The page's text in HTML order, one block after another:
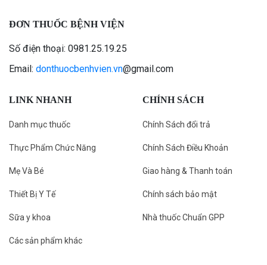
ĐƠN THUỐC BỆNH VIỆN
Số điện thoại: 0981.25.19.25
Email: donthuocbenhvien.vn@gmail.com
LINK NHANH
Danh mục thuốc
Thực Phẩm Chức Năng
Mẹ Và Bé
Thiết Bị Y Tế
Sữa y khoa
Các sản phẩm khác
CHÍNH SÁCH
Chính Sách đổi trả
Chính Sách Điều Khoản
Giao hàng & Thanh toán
Chính sách bảo mật
Nhà thuốc Chuẩn GPP